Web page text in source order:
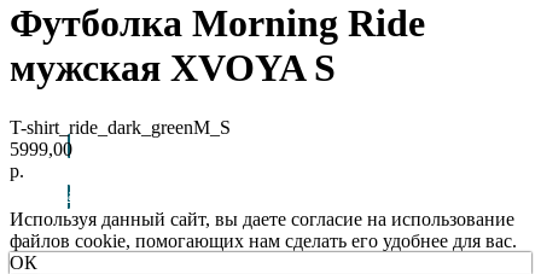
Футболка Morning Ride
мужская XVOYA S
T-shirt_ride_dark_greenM_S
5999,00
р.
Используя данный сайт, вы даете согласие на использование
файлов cookie, помогающих нам сделать его удобнее для вас.
ОК